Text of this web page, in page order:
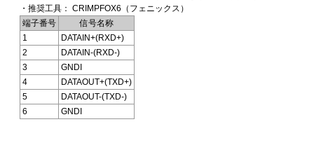
・推奨工具： CRIMPFOX6（フェニックス）
端子番号
信号名称
1
DATAIN+(RXD+)
2
DATAIN-(RXD-)
3
GNDI
4
DATAOUT+(TXD+)
5
DATAOUT-(TXD-)
6
GNDI